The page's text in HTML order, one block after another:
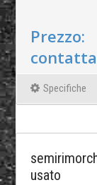
Prezzo:
Specifiche
usato